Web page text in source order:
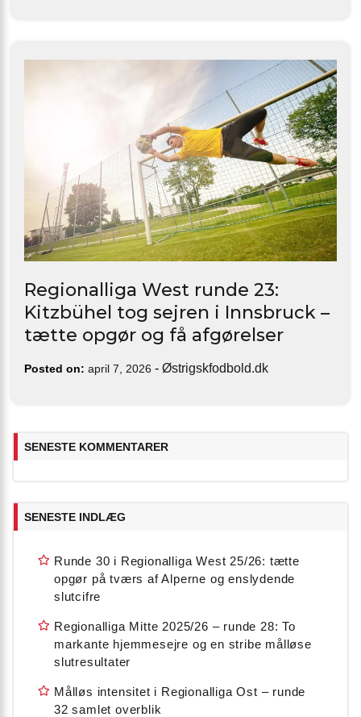
Regionalliga West runde 23:
Kitzbühel tog sejren i Innsbruck –
tætte opgør og få afgørelser
Posted on: april 7, 2026 - Østrigskfodbold.dk
SENESTE KOMMENTARER
SENESTE INDLÆG
Runde 30 i Regionalliga West 25/26: tætte
opgør på tværs af Alperne og enslydende
slutcifre
Regionalliga Mitte 2025/26 – runde 28: To
markante hjemmesejre og en stribe målløse
slutresultater
Målløs intensitet i Regionalliga Ost – runde
32 samlet overblik